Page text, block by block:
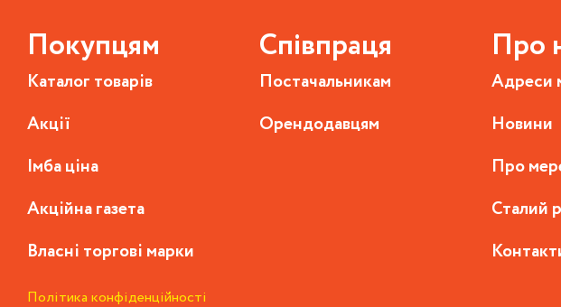
Покупцям
Каталог товарів
Акції
Імба ціна
Акційна газета
Власні торгові марки
Співпраця
Постачальникам
Орендодавцям
Про
Адреси
Новини
Про
Сталий
Політика конфіденційності